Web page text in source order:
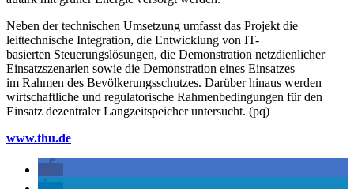
Neben der technischen Umsetzung umfasst das Projekt die
leittechnische Integration, die Entwicklung von IT-
basierten Steuerungslösungen, die Demonstration netzdienlicher
Einsatzszenarien sowie die Demonstration eines Einsatzes
im Rahmen des Bevölkerungsschutzes. Darüber hinaus werden
wirtschaftliche und regulatorische Rahmenbedingungen für den
Einsatz dezentraler Langzeitspeicher untersucht. (pq)
www.thu.de